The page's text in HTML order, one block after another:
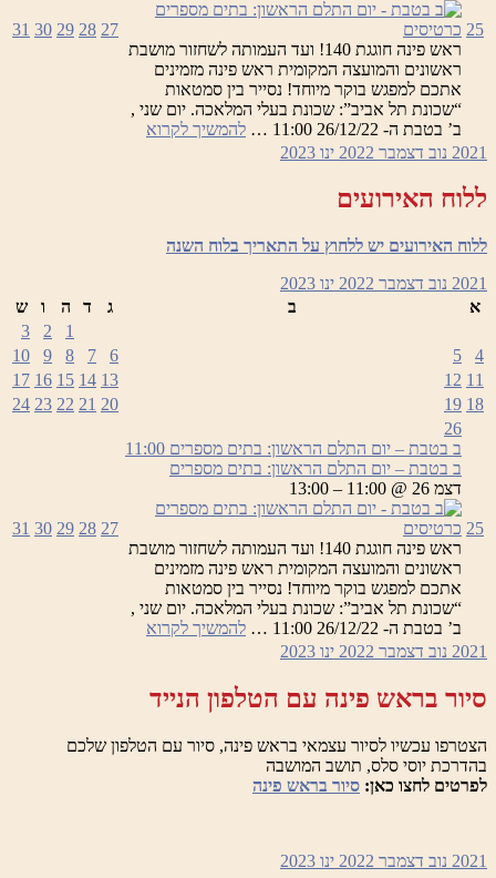
25 כרטיסים
ראש פינה חוגגת 140! ועד העמותה לשחזור מושבת
ראשונים והמועצה המקומית ראש פינה מזמינים
אתכם למפגש בוקר מיוחד! נסייר בין סמטאות
“שכונת תל אביב”: שכונת בעלי המלאכה. יום שני ,
ב’ בטבת ה- 26/12/22 11:00 …
להמשיך לקרוא
27
28
29
30
31
2021 נוב דצמבר 2022 ינו 2023
ללוח האירועים
ללוח האירועים יש ללחוץ על התאריך בלוח השנה
2021 נוב דצמבר 2022 ינו 2023
א
ב ג ד ה ו
ש
1
2
3
4
5
6
7
8
9
10
11
12
13
14
15
16
17
18
19
20
21
22
23
24
25
26
ב בטבת – יום התלם הראשון: בתים מספרים 11:00
ב בטבת – יום התלם הראשון: בתים מספרים
דצמ 26 @ 11:00 – 13:00
כרטיסים
ראש פינה חוגגת 140! ועד העמותה לשחזור מושבת
ראשונים והמועצה המקומית ראש פינה מזמינים
אתכם למפגש בוקר מיוחד! נסייר בין סמטאות
“שכונת תל אביב”: שכונת בעלי המלאכה. יום שני ,
ב’ בטבת ה- 26/12/22 11:00 …
להמשיך לקרוא
בתים
27
28
29
30
31
2021 נוב דצמבר 2022 ינו 2023
סיור בראש פינה עם הטלפון הנייד
הצטרפו עכשיו לסיור עצמאי בראש פינה, סיור עם הטלפון שלכם
בהדרכת יוסי סלס, תושב המושבה
לפרטים לחצו כאן: סיור בראש פינה
2021 נוב דצמבר 2022 ינו 2023